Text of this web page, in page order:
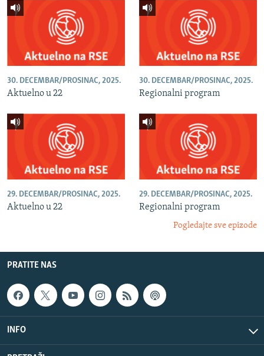
30. DECEMBAR/PROSINAC, 2025.
Aktuelno u 22
30. DECEMBAR/PROSINAC, 2025.
Regionalni program
29. DECEMBAR/PROSINAC, 2025.
Aktuelno u 22
29. DECEMBAR/PROSINAC, 2025.
Regionalni program
Pogledajte sve epizode
PRATITE NAS
INFO